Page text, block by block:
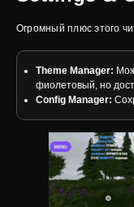
Огромный плюс этого
Theme Manager:
фиолетовый, но
Config Manager: